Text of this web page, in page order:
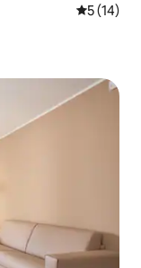
Просечна
5 (14)